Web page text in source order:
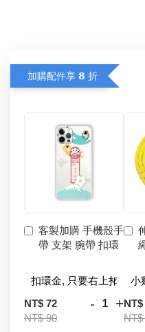
加購配件享 𝟴 折
客製加購 手機殼手
帶 支架 腕帶 扣環
NT$ 72
NT$ 90
- +
NT$